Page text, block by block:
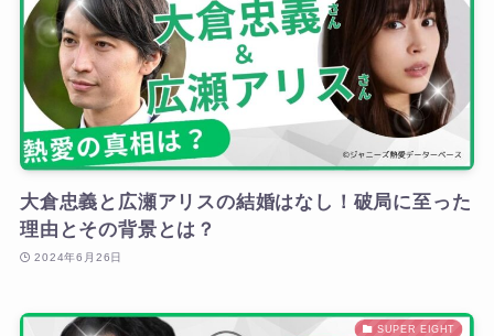
大倉忠義と広瀬アリスの結婚はなし！破局に至った
理由とその背景とは？
2024年6月26日
SUPER EIGHT